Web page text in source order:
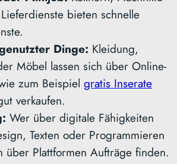
bieten schnelle
Dinge: Kleidung,
Möbel lassen sich über Online-
zum Beispiel gratis Inserate
verkaufen.
Wer über digitale Fähigkeiten
Texten oder Programmieren
über Plattformen Aufträge finden.